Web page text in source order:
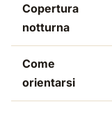
Copertura
notturna
Come
orientarsi